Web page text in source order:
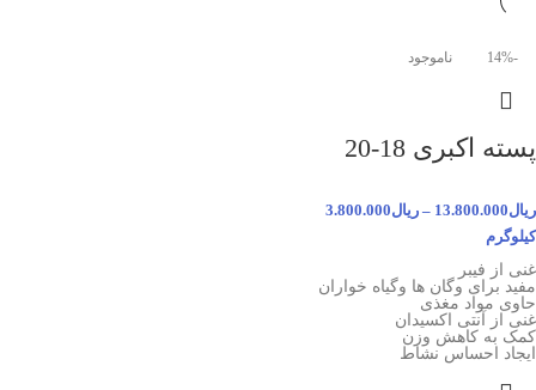
-14% ناموجود
پسته اکبری 18-20
ریال13.800.000
– ریال3.800.000
کیلوگرم
غنی از فیبر
مفید برای وگان ها وگیاه خواران
حاوی مواد مغذی
غنی از آنتی اکسیدان
کمک به کاهش وزن
ایجاد احساس نشاط